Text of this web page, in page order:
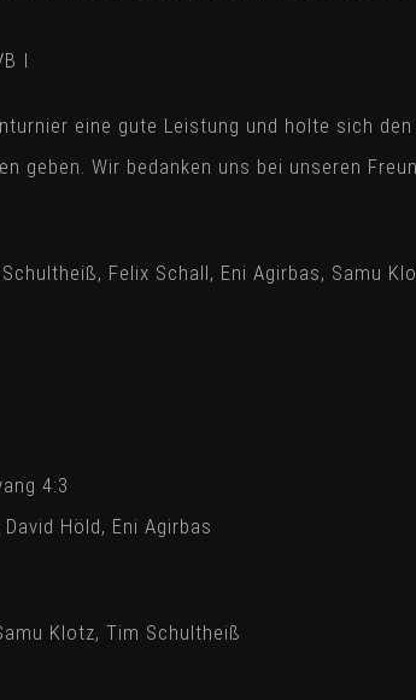
I
eine gute Leistung und holte sich
geben. Wir bedanken uns bei unseren
Felix Schall, Eni Agirbas, Samu
4:3
Höld, Eni Agirbas
Klotz, Tim Schultheiß